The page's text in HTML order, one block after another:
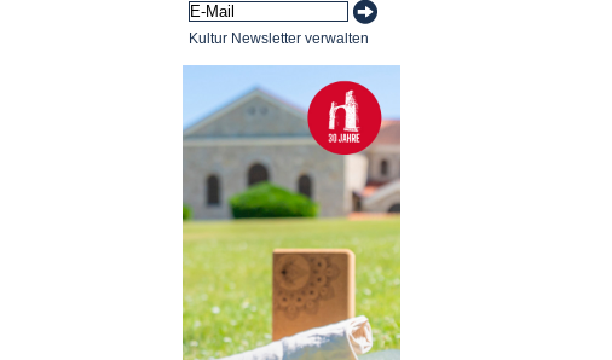
Kultur Newsletter verwalten